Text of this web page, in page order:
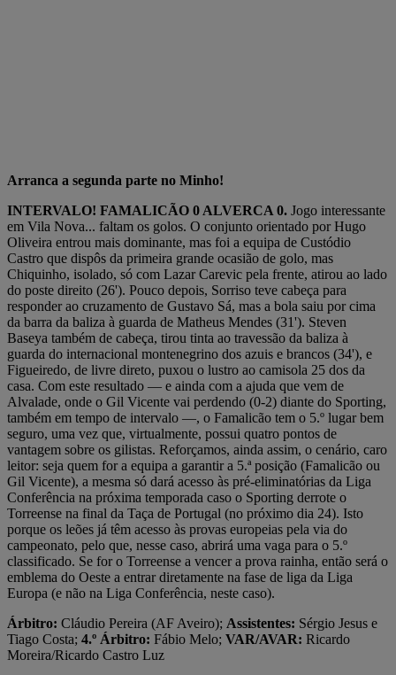
Arranca a segunda parte no Minho!
INTERVALO! FAMALICÃO 0 ALVERCA 0. Jogo interessante
em Vila Nova... faltam os golos. O conjunto orientado por Hugo
Oliveira entrou mais dominante, mas foi a equipa de Custódio
Castro que dispôs da primeira grande ocasião de golo, mas
Chiquinho, isolado, só com Lazar Carevic pela frente, atirou ao lado
do poste direito (26'). Pouco depois, Sorriso teve cabeça para
responder ao cruzamento de Gustavo Sá, mas a bola saiu por cima
da barra da baliza à guarda de Matheus Mendes (31'). Steven
Baseya também de cabeça, tirou tinta ao travessão da baliza à
guarda do internacional montenegrino dos azuis e brancos (34'), e
Figueiredo, de livre direto, puxou o lustro ao camisola 25 dos da
casa. Com este resultado — e ainda com a ajuda que vem de
Alvalade, onde o Gil Vicente vai perdendo (0-2) diante do Sporting,
também em tempo de intervalo —, o Famalicão tem o 5.º lugar bem
seguro, uma vez que, virtualmente, possui quatro pontos de
vantagem sobre os gilistas. Reforçamos, ainda assim, o cenário, caro
leitor: seja quem for a equipa a garantir a 5.ª posição (Famalicão ou
Gil Vicente), a mesma só dará acesso às pré-eliminatórias da Liga
Conferência na próxima temporada caso o Sporting derrote o
Torreense na final da Taça de Portugal (no próximo dia 24). Isto
porque os leões já têm acesso às provas europeias pela via do
campeonato, pelo que, nesse caso, abrirá uma vaga para o 5.º
classificado. Se for o Torreense a vencer a prova rainha, então será o
emblema do Oeste a entrar diretamente na fase de liga da Liga
Europa (e não na Liga Conferência, neste caso).
Árbitro: Cláudio Pereira (AF Aveiro); Assistentes: Sérgio Jesus e
Tiago Costa; 4.º Árbitro: Fábio Melo; VAR/AVAR: Ricardo
Moreira/Ricardo Castro Luz